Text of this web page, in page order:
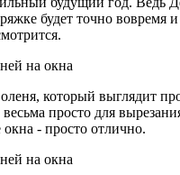
будет точно вовремя
который выглядит
просто для
- просто отлично.